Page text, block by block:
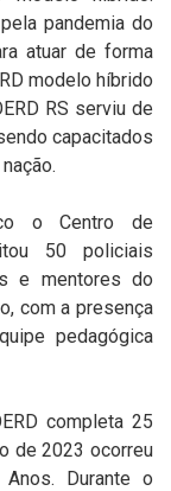
pandemia do
atuar de forma
modelo híbrido
RS serviu de
capacitados
o Centro de
50 policiais
e mentores do
com a presença
pedagógica
completa 25
de 2023 ocorreu
Durante o